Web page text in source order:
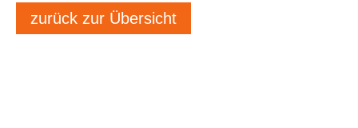
zurück zur Übersicht